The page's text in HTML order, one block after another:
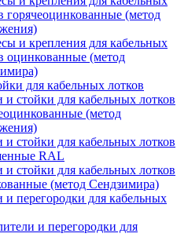
горячеоцинкованные (метод
и крепления для кабельных
оцинкованные (метод
для кабельных лотков
стойки для кабельных лотков
(метод
стойки для кабельных лотков
RAL
стойки для кабельных лотков
(метод Сендзимира)
и перегородки для кабельных
и перегородки для